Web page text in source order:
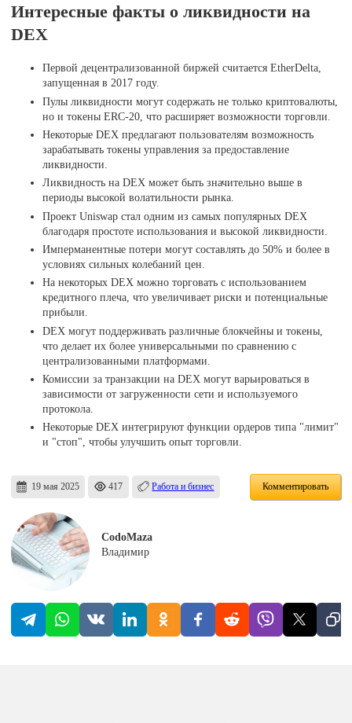
Интересные факты о ликвидности на
DEX
Первой децентрализованной биржей считается EtherDelta,
запущенная в 2017 году.
Пулы ликвидности могут содержать не только криптовалюты,
но и токены ERC-20, что расширяет возможности торговли.
Некоторые DEX предлагают пользователям возможность
зарабатывать токены управления за предоставление
ликвидности.
Ликвидность на DEX может быть значительно выше в
периоды высокой волатильности рынка.
Проект Uniswap стал одним из самых популярных DEX
благодаря простоте использования и высокой ликвидности.
Имперманентные потери могут составлять до 50% и более в
условиях сильных колебаний цен.
На некоторых DEX можно торговать с использованием
кредитного плеча, что увеличивает риски и потенциальные
прибыли.
DEX могут поддерживать различные блокчейны и токены,
что делает их более универсальными по сравнению с
централизованными платформами.
Комиссии за транзакции на DEX могут варьироваться в
зависимости от загруженности сети и используемого
протокола.
Некоторые DEX интегрируют функции ордеров типа "лимит"
и "стоп", чтобы улучшить опыт торговли.
19 мая 2025 417 Работа и бизнес Комментировать
CodoMaza
Владимир